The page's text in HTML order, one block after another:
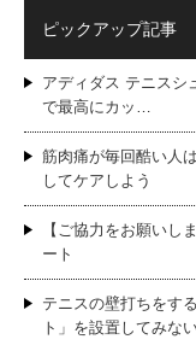
ピックアップ記事
アディダス テニスシ
で最高にカッ…
筋肉痛が毎回酷い人
してケアしよう
【ご協力をお願いし
ート
テニスの壁打ちをす
ト」を設置してみな